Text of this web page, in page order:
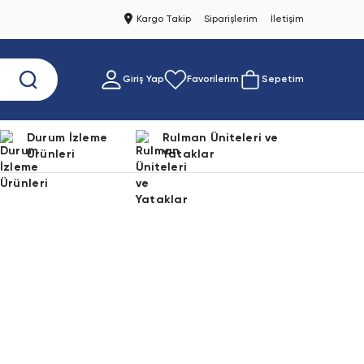
Kargo Takip Siparişlerim İletişim
Giriş Yap Favorilerim Sepetim
Durum İzleme
Ürünleri
Rulman Üniteleri ve
Yataklar